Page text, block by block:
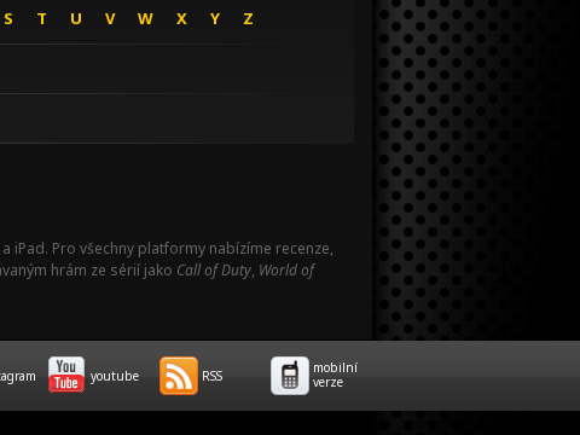
S T U V W X Y Z
a iPad. Pro všechny platformy nabízíme recenze,
hrám ze sérií jako Call of Duty, World of
youtube RSS
mobilní
verze